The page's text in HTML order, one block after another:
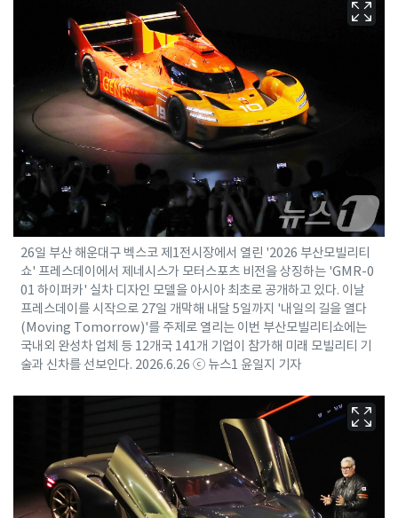
26일 부산 해운대구 벡스코 제1전시장에서 열린 '2026 부산모빌리티
쇼' 프레스데이에서 제네시스가 모터스포츠 비전을 상징하는 'GMR-0
01 하이퍼카' 실차 디자인 모델을 아시아 최초로 공개하고 있다. 이날
프레스데이를 시작으로 27일 개막해 내달 5일까지 '내일의 길을 열다
(Moving Tomorrow)'를 주제로 열리는 이번 부산모빌리티쇼에는
국내외 완성차 업체 등 12개국 141개 기업이 참가해 미래 모빌리티 기
술과 신차를 선보인다. 2026.6.26 ⓒ 뉴스1 윤일지 기자